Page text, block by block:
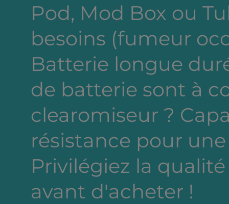
Pod, Mod Box ou
besoins (fumeur
Batterie longue
de batterie sont à
clearomiseur ?
résistance pour
Privilégiez la
avant d'acheter !